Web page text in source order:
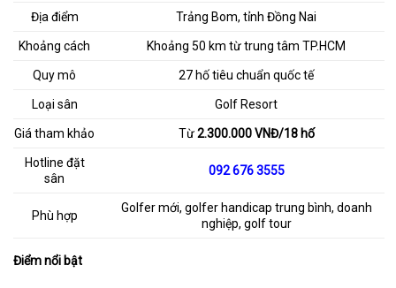
Địa điểm Trảng Bom, tỉnh Đồng Nai
Khoảng cách Khoảng 50 km từ trung tâm TP.HCM
Quy mô 27 hố tiêu chuẩn quốc tế
Loại sân Golf Resort
Giá tham khảo Từ2.300.000 VNĐ/18 hố
Hotline đặt
sân
092 676 3555
Phù hợp
Golfer mới, golfer handicap trung bình, doanh
nghiệp, golf tour
Điểm nổi bật